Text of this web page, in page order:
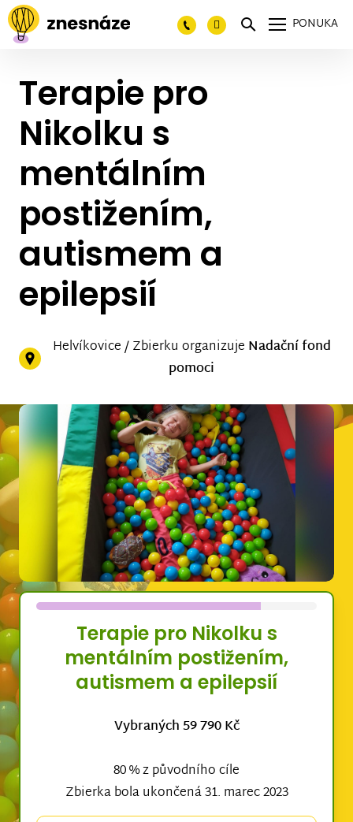
PONUKA
Terapie pro
Nikolku s
mentálním
postižením,
autismem a
epilepsií
Helvíkovice / Zbierku organizuje Nadační fond
pomoci
Terapie pro Nikolku s
mentálním postižením,
autismem a epilepsií
Vybraných 59 790 Kč
80 % z původního cíle
Zbierka bola ukončená 31. marec 2023